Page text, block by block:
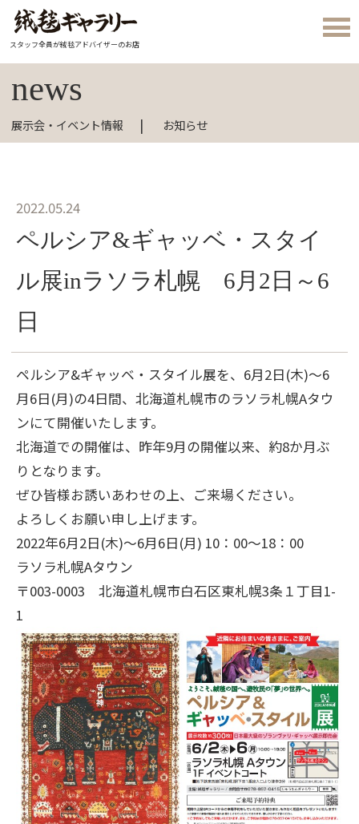
スタッフ全員が絨毯アドバイザーのお店
news
展示会・イベント情報 お知らせ
2022.05.24
ペルシア&ギャッベ・スタイ
ル展inラソラ札幌 6月2日～6
日
ペルシア&ギャッベ・スタイル展を、6月2日(木)～6
月6日(月)の4日間、北海道札幌市のラソラ札幌Aタウ
ンにて開催いたします。
北海道での開催は、昨年9月の開催以来、約8か月ぶ
りとなります。
ぜひ皆様お誘いあわせの上、ご来場ください。
よろしくお願い申し上げます。
2022年6月2日(木)～6月6日(月) 10：00～18：00
ラソラ札幌Aタウン
〒003-0003 北海道札幌市白石区東札幌3条１丁目1-
1